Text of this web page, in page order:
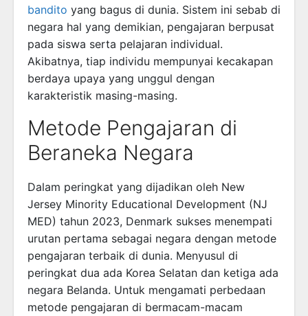
bandito yang bagus di dunia. Sistem ini sebab di
negara hal yang demikian, pengajaran berpusat
pada siswa serta pelajaran individual.
Akibatnya, tiap individu mempunyai kecakapan
berdaya upaya yang unggul dengan
karakteristik masing-masing.
Metode Pengajaran di
Beraneka Negara
Dalam peringkat yang dijadikan oleh New
Jersey Minority Educational Development (NJ
MED) tahun 2023, Denmark sukses menempati
urutan pertama sebagai negara dengan metode
pengajaran terbaik di dunia. Menyusul di
peringkat dua ada Korea Selatan dan ketiga ada
negara Belanda. Untuk mengamati perbedaan
metode pengajaran di bermacam-macam